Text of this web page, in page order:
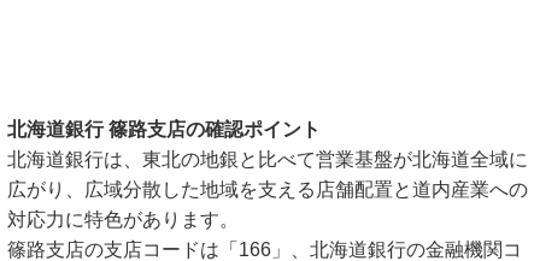
北海道銀行 篠路支店の確認ポイント
北海道銀行は、東北の地銀と比べて営業基盤が北海道全域に
広がり、広域分散した地域を支える店舗配置と道内産業への
対応力に特色があります。
篠路支店の支店コードは「166」、北海道銀行の金融機関コ